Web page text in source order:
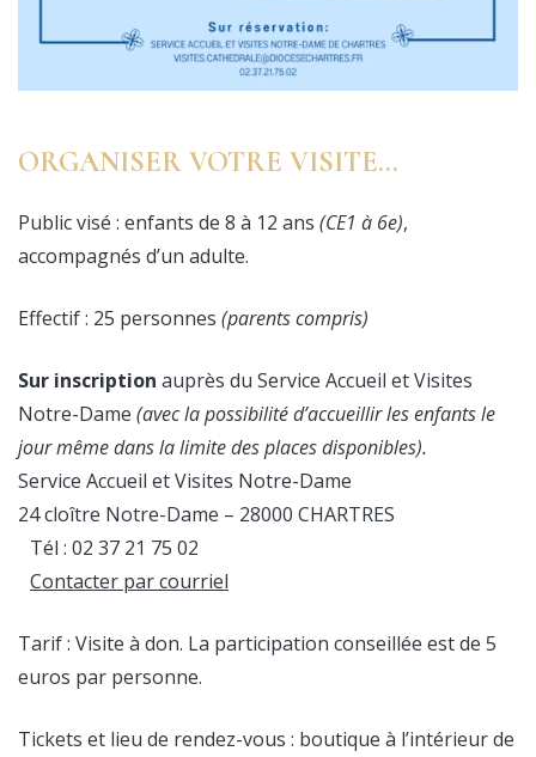
ORGANISER VOTRE VISITE…
Public visé : enfants de 8 à 12 ans (CE1 à 6e),
accompagnés d’un adulte.
Effectif : 25 personnes (parents compris)
Sur inscription auprès du Service Accueil et Visites
Notre-Dame (avec la possibilité d’accueillir les enfants le
jour même dans la limite des places disponibles).
Service Accueil et Visites Notre-Dame
24 cloître Notre-Dame – 28000 CHARTRES
Tél : 02 37 21 75 02
Contacter par courriel
Tarif : Visite à don. La participation conseillée est de 5
euros par personne.
Tickets et lieu de rendez-vous : boutique à l’intérieur de